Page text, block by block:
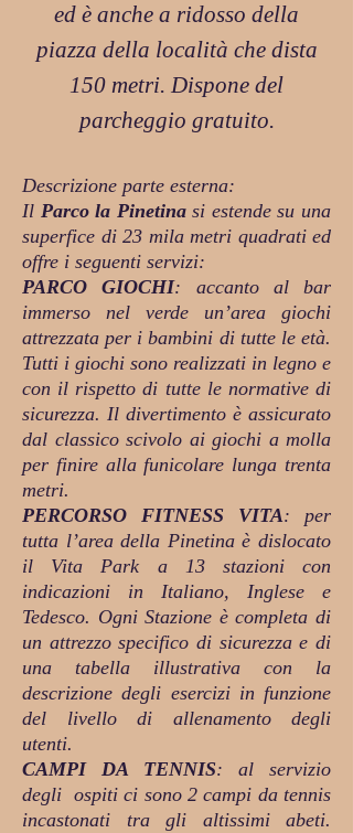
ed è anche a ridosso della
piazza della località che dista
150 metri. Dispone del
parcheggio gratuito.
Descrizione parte esterna:
Il Parco la Pinetinasi estende su una
superfice di 23 mila metri quadrati ed
offre i seguenti servizi:
PARCO GIOCHI: accanto al bar
immerso nel verde un’area giochi
attrezzata per i bambini di tutte le età.
Tutti i giochi sono realizzati in legno e
con il rispetto di tutte le normative di
sicurezza. Il divertimento è assicurato
dal classico scivolo ai giochi a molla
per finire alla funicolare lunga trenta
metri.
PERCORSO FITNESS VITA: per
tutta l’area della Pinetina è dislocato
il Vita Park a 13 stazioni con
indicazioni in Italiano, Inglese e
Tedesco. Ogni Stazione è completa di
un attrezzo specifico di sicurezza e di
una tabella illustrativa con la
descrizione degli esercizi in funzione
del livello di allenamento degli
utenti.
CAMPI DA TENNIS: al servizio
degli ospiti ci sono 2 campi da tennis
incastonati tra gli altissimi abeti.